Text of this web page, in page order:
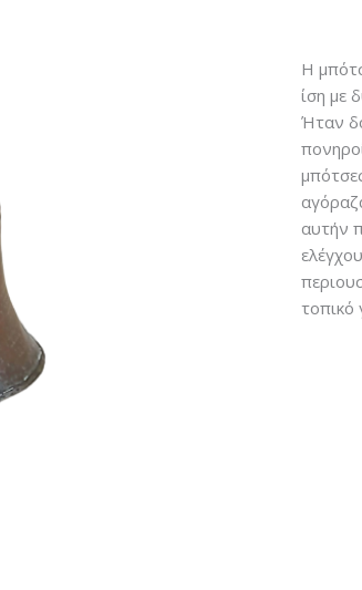
Η
ίση με
Ήταν
αυτήν
τοπικό